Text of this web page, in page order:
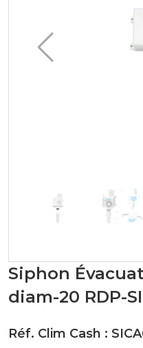
Siphon
diam-20 RDP-
Réf. Clim Cash :